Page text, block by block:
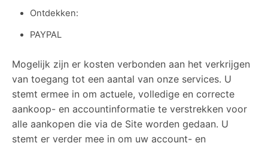
Ontdekken:
PAYPAL
Mogelijk zijn er kosten verbonden aan het verkrijgen
van toegang tot een aantal van onze services. U
stemt ermee in om actuele, volledige en correcte
aankoop- en accountinformatie te verstrekken voor
alle aankopen die via de Site worden gedaan. U
stemt er verder mee in om uw account- en